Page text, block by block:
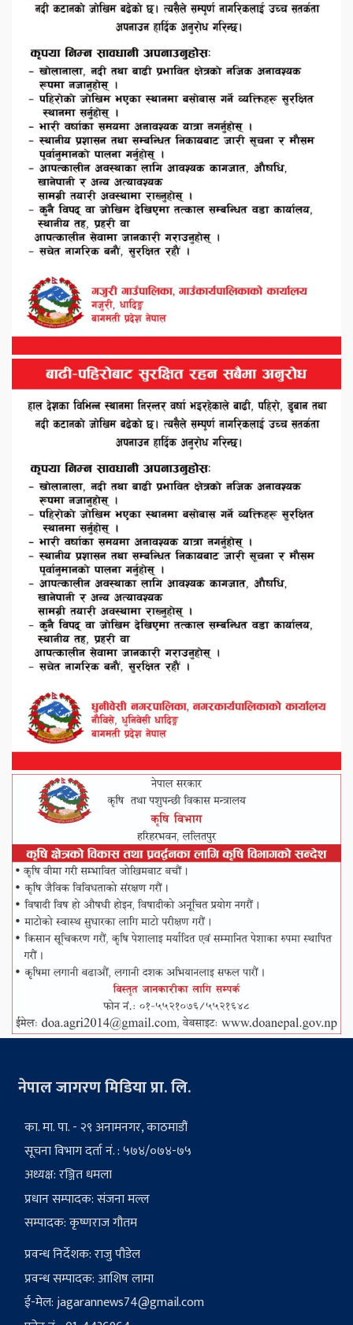
नेपाल जागरण मिडिया प्रा. लि.
का. मा. पा. - २९ अनामनगर, काठमाडौं
सूचना विभाग दर्ता नं. : ५७४/०७४-७५
अध्यक्ष: रञ्जित धमला
प्रधान सम्पादक: संजना मल्ल
सम्पादक: कृष्णराज गौतम
प्रवन्ध निर्देशक: राजु पौडेल
प्रवन्ध सम्पादक: आशिष लामा
ई-मेल:jagarannews74@gmail.com